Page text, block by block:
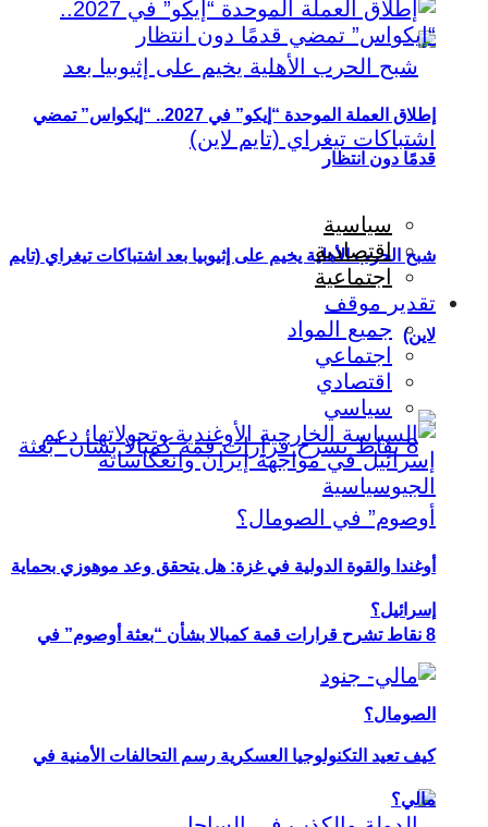
شبح الحرب الأهلية يخيم على إثيوبيا بعد اشتباكات تيغراي (تايم
لاين)
8 نقاط تشرح قرارات قمة كمبالا بشأن “بعثة أوصوم” في
الصومال؟
إطلاق العملة الموحدة “إيكو” في 2027.. “إيكواس” تمضي
قدمًا دون انتظار
سياسية
اقتصادية
اجتماعية
تقدير موقف
جميع المواد
اجتماعي
اقتصادي
سياسي
أوغندا والقوة الدولية في غزة: هل يتحقق وعد موهوزي بحماية
إسرائيل؟
كيف تعيد التكنولوجيا العسكرية رسم التحالفات الأمنية في
مالي؟